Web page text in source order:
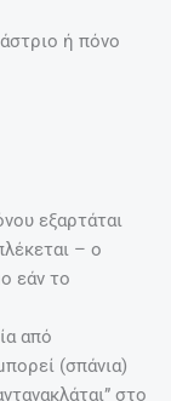
ή πόνο
εξαρτάται
– ο
εάν το
από
(σπάνια)
στο